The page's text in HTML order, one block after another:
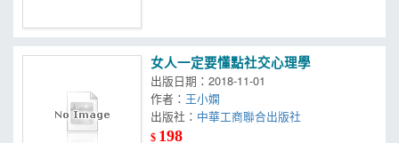
女人一定要懂點社交心理學
出版日期：2018-11-01
作者： 王小嫻
出版社： 中華工商聯合出版社
$ 198